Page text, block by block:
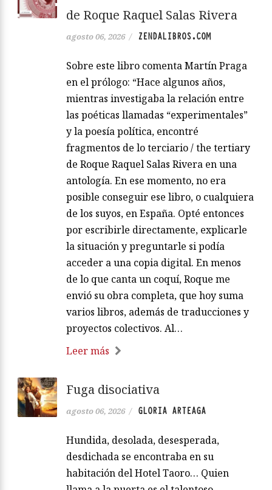
de Roque Raquel Salas Rivera
agosto 06, 2026 / ZENDALIBROS.COM
Sobre este libro comenta Martín Praga
en el prólogo: “Hace algunos años,
mientras investigaba la relación entre
las poéticas llamadas “experimentales”
y la poesía política, encontré
fragmentos de lo terciario / the tertiary
de Roque Raquel Salas Rivera en una
antología. En ese momento, no era
posible conseguir ese libro, o cualquiera
de los suyos, en España. Opté entonces
por escribirle directamente, explicarle
la situación y preguntarle si podía
acceder a una copia digital. En menos
de lo que canta un coquí, Roque me
envió su obra completa, que hoy suma
varios libros, además de traducciones y
proyectos colectivos. Al…
Leer más
Fuga disociativa
agosto 06, 2026 / GLORIA ARTEAGA
Hundida, desolada, desesperada,
desdichada se encontraba en su
habitación del Hotel Taoro… Quien